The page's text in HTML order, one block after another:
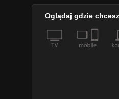
Oglądaj gdzie chcesz